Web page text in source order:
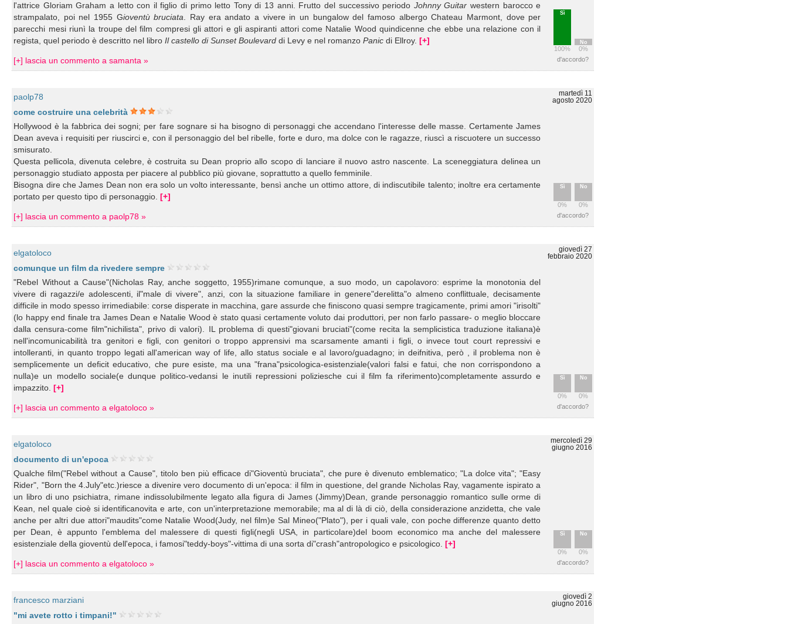
Sì
100%
No
0%
l'attrice Gloriam Graham a letto con il figlio di primo letto Tony di 13 anni. Frutto del successivo periodo Johnny Guitar western barocco e
strampalato, poi nel 1955 Gioventù bruciata . Ray era andato a vivere in un bungalow del famoso albergo Chateau Marmont, dove per
parecchi mesi riunì la troupe del film compresi gli attori e gli aspiranti attori come Natalie Wood quindicenne che ebbe una relazione con il
regista, quel periodo è descritto nel libroIl castello di Sunset Boulevard di Levy e nel romanzoPanic di Ellroy.[+]
[+] lascia un commento a samanta » d'accordo?
paolp78
martedì 11
agosto 2020
come costruire una celebrità
Sì
0%
No
0%
Hollywood è la fabbrica dei sogni; per fare sognare si ha bisogno di personaggi che accendano l'interesse delle masse. Certamente James
Dean aveva i requisiti per riuscirci e, con il personaggio del bel ribelle, forte e duro, ma dolce con le ragazze, riuscì a riscuotere un successo
smisurato.
Questa pellicola, divenuta celebre, è costruita su Dean proprio allo scopo di lanciare il nuovo astro nascente. La sceneggiatura delinea un
personaggio studiato apposta per piacere al pubblico più giovane, soprattutto a quello femminile.
Bisogna dire che James Dean non era solo un volto interessante, bensì anche un ottimo attore, di indiscutibile talento; inoltre era certamente
portato per questo tipo di personaggio.[+]
[+] lascia un commento a paolp78 » d'accordo?
elgatoloco
giovedì 27
febbraio 2020
comunque un film da rivedere sempre
Sì
0%
No
0%
"Rebel Without a Cause"(Nicholas Ray, anche soggetto, 1955)rimane comunque, a suo modo, un capolavoro: esprime la monotonia del
vivere di ragazzi/e adolescenti, il"male di vivere", anzi, con la situazione familiare in genere"derelitta"o almeno conflittuale, decisamente
difficile in modo spesso irrimediabile: corse disperate in macchina, gare assurde che finiscono quasi sempre tragicamente, primi amori "irisolti"
(lo happy end finale tra James Dean e Natalie Wood è stato quasi certamente voluto dai produttori, per non farlo passare- o meglio bloccare
dalla censura-come film"nichilista", privo di valori). IL problema di questi"giovani bruciati"(come recita la semplicistica traduzione italiana)è
nell'incomunicabilità tra genitori e figli, con genitori o troppo apprensivi ma scarsamente amanti i figli, o invece tout court repressivi e
intolleranti, in quanto troppo legati all'american way of life, allo status sociale e al lavoro/guadagno; in deifnitiva, però , il problema non è
semplicemente un deficit educativo, che pure esiste, ma una "frana"psicologica-esistenziale(valori falsi e fatui, che non corrispondono a
nulla)e un modello sociale(e dunque politico-vedansi le inutili repressioni poliziesche cui il film fa riferimento)completamente assurdo e
impazzito.[+]
[+] lascia un commento a elgatoloco » d'accordo?
elgatoloco
mercoledì 29
giugno 2016
documento di un'epoca
Sì
0%
No
0%
Qualche film("Rebel without a Cause", titolo ben più efficace di"Gioventù bruciata", che pure è divenuto emblematico; "La dolce vita"; "Easy
Rider", "Born the 4.July"etc.)riesce a divenire vero documento di un'epoca: il film in questione, del grande Nicholas Ray, vagamente ispirato a
un libro di uno psichiatra, rimane indissolubilmente legato alla figura di James (Jimmy)Dean, grande personaggio romantico sulle orme di
Kean, nel quale cioè si identificanovita e arte, con un'interpretazione memorabile; ma al di là di ciò, della considerazione anzidetta, che vale
anche per altri due attori"maudits"come Natalie Wood(Judy, nel film)e Sal Mineo("Plato"), per i quali vale, con poche differenze quanto detto
per Dean, è appunto l'emblema del malessere di questi figli(negli USA, in particolare)del boom economico ma anche del malessere
esistenziale della gioventù dell'epoca, i famosi"teddy-boys"-vittima di una sorta di"crash"antropologico e psicologico.[+]
[+] lascia un commento a elgatoloco » d'accordo?
francesco marziani
giovedì 2
giugno 2016
"mi avete rotto i timpani!"